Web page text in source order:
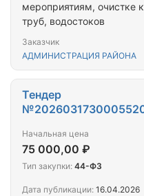
мероприятиям, очистке
труб, водостоков
Заказчик
АДМИНИСТРАЦИЯ РАЙОНА
Тендер
Начальная цена
75 000,00 ₽
Тип закупки: 44-ФЗ
Дата публикации: 16.04.2026